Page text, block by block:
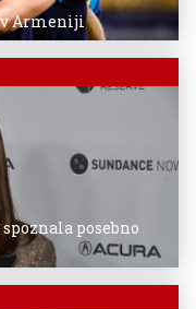
Armeniji
posebno